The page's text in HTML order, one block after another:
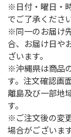
※日付・曜日・
でご了承ください
※同一のお届け
合、お届け日や
ざいます。
※沖縄県は商品
す。注文確認画
離島及び一部地
す。
※ご注文後の変
場合がございます